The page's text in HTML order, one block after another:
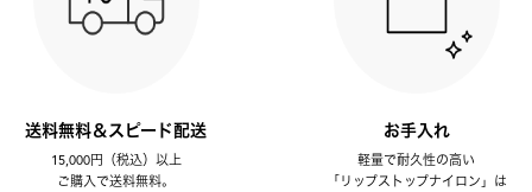
送料無料＆スピード配送
15,000円（税込）以上
ご購入で送料無料。
お手入れ
軽量で耐久性の高い
「リップストップナイロン」は